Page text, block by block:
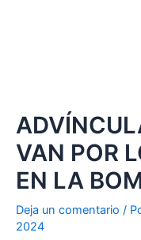
VAN POR
EN LA
Deja un comentario /
2024